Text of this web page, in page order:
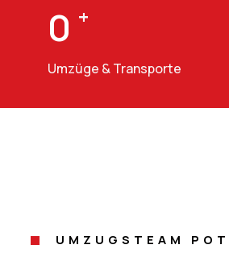
0 +
Umzüge & Transporte
UMZUGSTEAM